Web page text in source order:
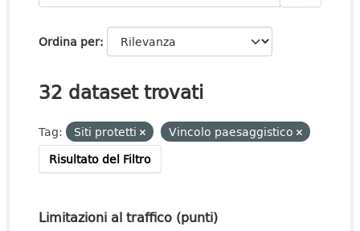
Ordina per
32 dataset trovati
Tag: Siti protetti
Vincolo paesaggistico
Risultato del Filtro
Limitazioni al traffico (punti)